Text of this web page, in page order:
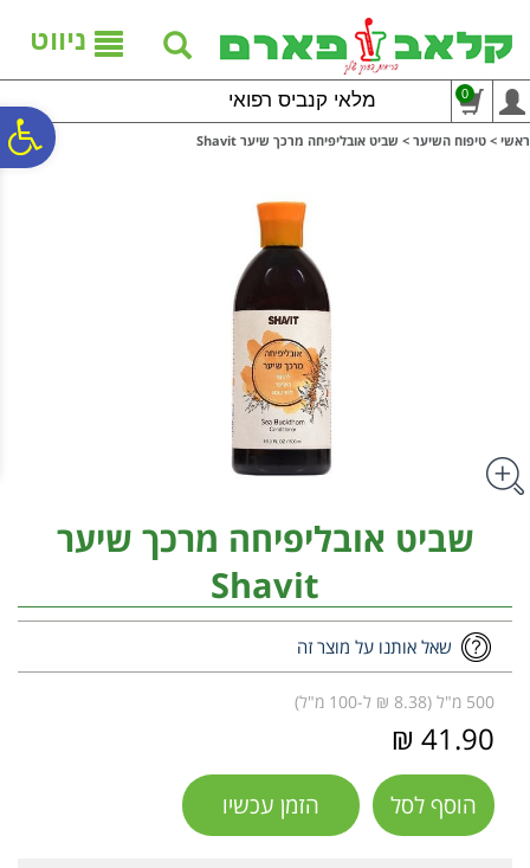
נגישות
אתר
המרכזי
ניווט
מלאי קנביס רפואי 0
ראשי > טיפוח השיער > שביט אובליפיחה מרכך שיער Shavit
שביט אובליפיחה מרכך שיער
Shavit
שאל אותנו על מוצר זה
500 מ"ל (8.38 ₪ ל-100 מ"ל)
41.90 ₪
הוסף לסל הזמן עכשיו